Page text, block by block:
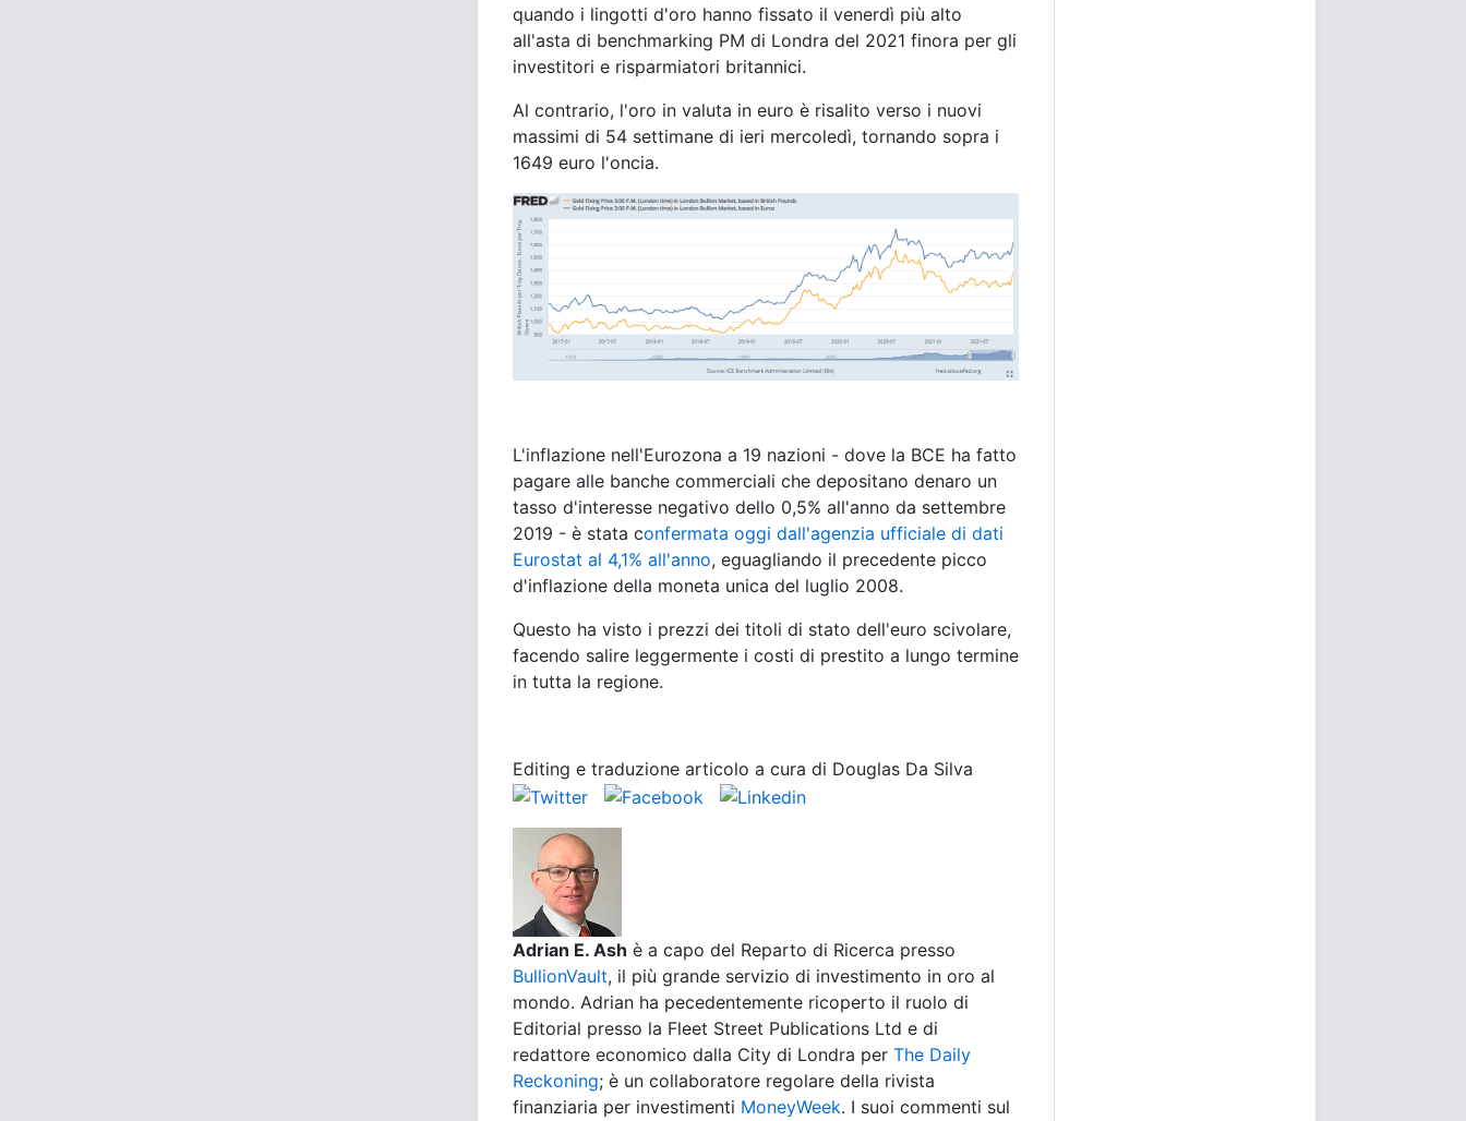
quando i lingotti d'oro hanno fissato il venerdì più alto
all'asta di benchmarking PM di Londra del 2021 finora per gli
investitori e risparmiatori britannici.
Al contrario, l'oro in valuta in euro è risalito verso i nuovi
massimi di 54 settimane di ieri mercoledì, tornando sopra i
1649 euro l'oncia.
L'inflazione nell'Eurozona a 19 nazioni - dove la BCE ha fatto
pagare alle banche commerciali che depositano denaro un
tasso d'interesse negativo dello 0,5% all'anno da settembre
2019 - è stata confermata oggi dall'agenzia ufficiale di dati
Eurostat al 4,1% all'anno, eguagliando il precedente picco
d'inflazione della moneta unica del luglio 2008.
Questo ha visto i prezzi dei titoli di stato dell'euro scivolare,
facendo salire leggermente i costi di prestito a lungo termine
in tutta la regione.
Editing e traduzione articolo a cura di Douglas Da Silva
Adrian E. Ash è a capo del Reparto di Ricerca presso
BullionVault, il più grande servizio di investimento in oro al
mondo. Adrian ha pecedentemente ricoperto il ruolo di
Editorial presso la Fleet Street Publications Ltd e di
redattore economico dalla City di Londra per The Daily
Reckoning; è un collaboratore regolare della rivista
finanziaria per investimenti MoneyWeek. I suoi commenti sul